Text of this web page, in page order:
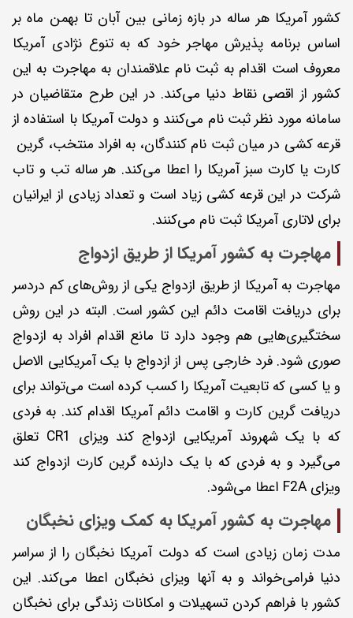
کشور آمریکا هر ساله در بازه زمانی بین آبان تا بهمن ماه بر
اساس برنامه پذیرش مهاجر خود که به تنوع نژادی آمریکا
معروف است اقدام به ثبت نام علاقمندان به مهاجرت به این
کشور از اقصی نقاط دنیا می‌کند. در این طرح متقاضیان در
سامانه مورد نظر ثبت نام می‌کنند و دولت آمریکا با استفاده از
قرعه کشی در میان ثبت نام کنندگان، به افراد منتخب، گرین
کارت یا کارت سبز آمریکا را اعطا می‌کند. هر ساله تب و تاب
شرکت در این قرعه کشی زیاد است و تعداد زیادی از ایرانیان
برای لاتاری آمریکا ثبت نام می‌کنند.
مهاجرت به کشور آمریکا از طریق ازدواج
مهاجرت به آمریکا از طریق ازدواج یکی از روش‌های کم دردسر
برای دریافت اقامت دائم این کشور است. البته در این روش
سختگیری‌هایی هم وجود دارد تا مانع اقدام افراد به ازدواج
صوری شود. فرد خارجی پس از ازدواج با یک آمریکایی الاصل
و یا کسی که تابعیت آمریکا را کسب کرده است می‌تواند برای
دریافت گرین کارت و اقامت دائم آمریکا اقدام کند. به فردی
که با یک شهروند آمریکایی ازدواج کند ویزای CR1 تعلق
می‌گیرد و به فردی که با یک دارنده گرین کارت ازدواج کند
ویزای F2A اعطا می‌شود.
مهاجرت به کشور آمریکا به کمک ویزای نخبگان
مدت زمان زیادی است که دولت آمریکا نخبگان را از سراسر
دنیا فرامی‌خواند و به آنها ویزای نخبگان اعطا می‌کند. این
کشور با فراهم کردن تسهیلات و امکانات زندگی برای نخبگان